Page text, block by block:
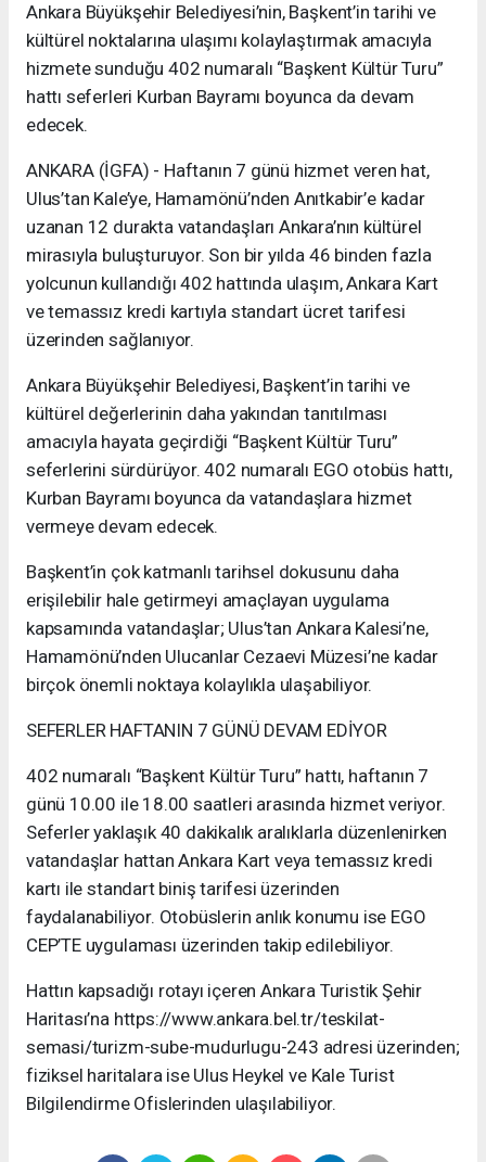
Ankara Büyükşehir Belediyesi’nin, Başkent’in tarihi ve
kültürel noktalarına ulaşımı kolaylaştırmak amacıyla
hizmete sunduğu 402 numaralı “Başkent Kültür Turu”
hattı seferleri Kurban Bayramı boyunca da devam
edecek.
ANKARA (İGFA) - Haftanın 7 günü hizmet veren hat,
Ulus’tan Kale’ye, Hamamönü’nden Anıtkabir’e kadar
uzanan 12 durakta vatandaşları Ankara’nın kültürel
mirasıyla buluşturuyor. Son bir yılda 46 binden fazla
yolcunun kullandığı 402 hattında ulaşım, Ankara Kart
ve temassız kredi kartıyla standart ücret tarifesi
üzerinden sağlanıyor.
Ankara Büyükşehir Belediyesi, Başkent’in tarihi ve
kültürel değerlerinin daha yakından tanıtılması
amacıyla hayata geçirdiği “Başkent Kültür Turu”
seferlerini sürdürüyor. 402 numaralı EGO otobüs hattı,
Kurban Bayramı boyunca da vatandaşlara hizmet
vermeye devam edecek.
Başkent’in çok katmanlı tarihsel dokusunu daha
erişilebilir hale getirmeyi amaçlayan uygulama
kapsamında vatandaşlar; Ulus’tan Ankara Kalesi’ne,
Hamamönü’nden Ulucanlar Cezaevi Müzesi’ne kadar
birçok önemli noktaya kolaylıkla ulaşabiliyor.
SEFERLER HAFTANIN 7 GÜNÜ DEVAM EDİYOR
402 numaralı “Başkent Kültür Turu” hattı, haftanın 7
günü 10.00 ile 18.00 saatleri arasında hizmet veriyor.
Seferler yaklaşık 40 dakikalık aralıklarla düzenlenirken
vatandaşlar hattan Ankara Kart veya temassız kredi
kartı ile standart biniş tarifesi üzerinden
faydalanabiliyor. Otobüslerin anlık konumu ise EGO
CEP’TE uygulaması üzerinden takip edilebiliyor.
Hattın kapsadığı rotayı içeren Ankara Turistik Şehir
Haritası’na https://www.ankara.bel.tr/teskilat-
semasi/turizm-sube-mudurlugu-243 adresi üzerinden;
fiziksel haritalara ise Ulus Heykel ve Kale Turist
Bilgilendirme Ofislerinden ulaşılabiliyor.